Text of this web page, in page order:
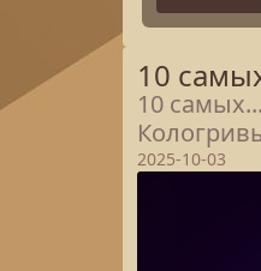
10
10
2025-10-03